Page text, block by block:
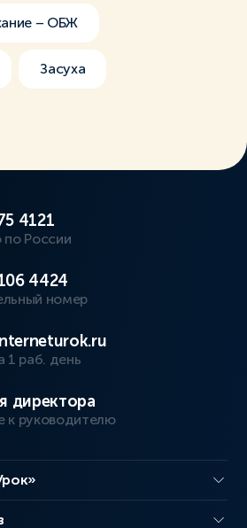
– ОБЖ
Засуха
4121
по России
4424
номер
1 раб. день
директора
к руководителю